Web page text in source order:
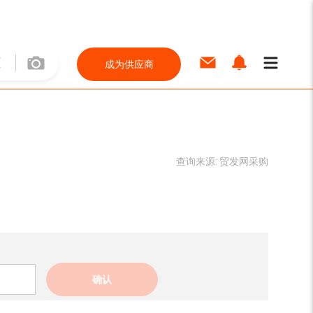
成为供应商
查询来源: 贸发网采购
确认